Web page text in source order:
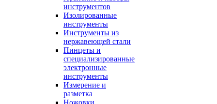
инструментов
Изолированные
инструменты
Инструменты из
нержавеющей стали
Пинцеты и
специализированные
электронные
инструменты
Измерение и
разметка
Ножовки